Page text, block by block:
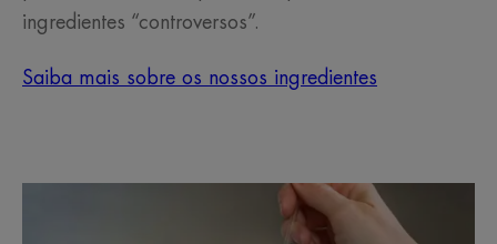
ingredientes “controversos”.
Saiba mais sobre os nossos ingredientes